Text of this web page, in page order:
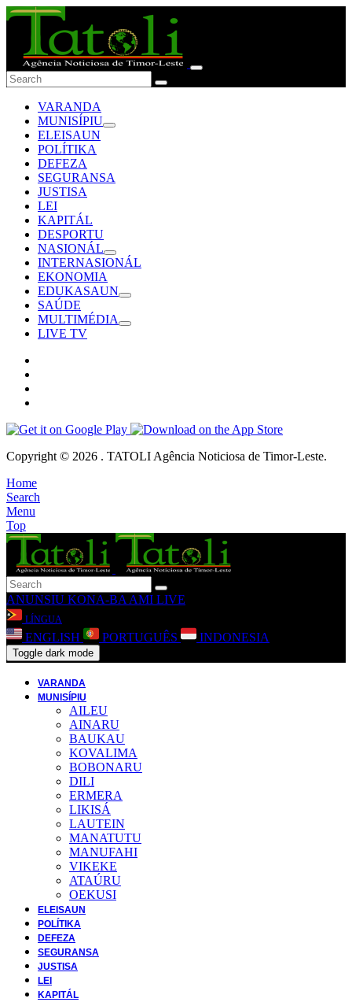
VARANDA
MUNISÍPIU
ELEISAUN
POLÍTIKA
DEFEZA
SEGURANSA
JUSTISA
LEI
KAPITÁL
DESPORTU
NASIONÁL
INTERNASIONÁL
EKONOMIA
EDUKASAUN
SAÚDE
MULTIMÉDIA
LIVE TV
Copyright © 2026 . TATOLI Agência Noticiosa de Timor-Leste.
Home
Search
Menu
Top
ANUNSIU KONA-BA AMI LIVE
LÍNGUA
ENGLISH PORTUGUÊS INDONESIA
Toggle dark mode
VARANDA
MUNISÍPIU
AILEU
AINARU
BAUKAU
KOVALIMA
BOBONARU
DILI
ERMERA
LIKISÁ
LAUTEIN
MANATUTU
MANUFAHI
VIKEKE
ATAÚRU
OEKUSI
ELEISAUN
POLÍTIKA
DEFEZA
SEGURANSA
JUSTISA
LEI
KAPITÁL